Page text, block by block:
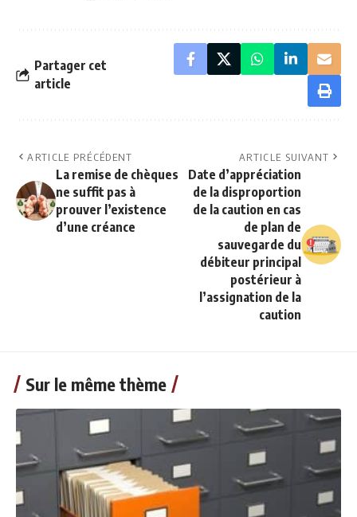
Partager cet
article
ARTICLE PRÉCÉDENT
La remise de chèques
ne suffit pas à
prouver l’existence
d’une créance
ARTICLE SUIVANT
Date d’appréciation
de la disproportion
de la caution en cas
de plan de
sauvegarde du
débiteur principal
postérieur à
l’assignation de la
caution
Sur le même thème